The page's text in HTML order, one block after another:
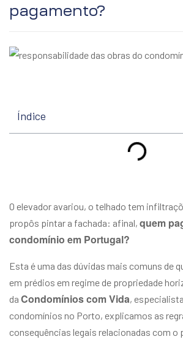
pagamento?
Índice
O elevador avariou, o telhado tem
propôs pintar a fachada: afinal, quem
condomínio em Portugal?
Esta é uma das dúvidas mais comuns de
em prédios em regime de propriedade
da Condomínios com Vida,
condomínios no Porto, explicamos as
consequências legais relacionadas com o